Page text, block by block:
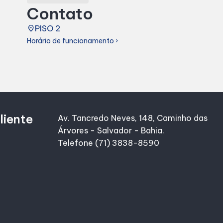
Contato
placePISO 2
Horário de funcionamento chevron_right
Av. Tancredo Neves, 148, Caminho das
Árvores - Salvador - Bahia.
Telefone (71) 3838-8590